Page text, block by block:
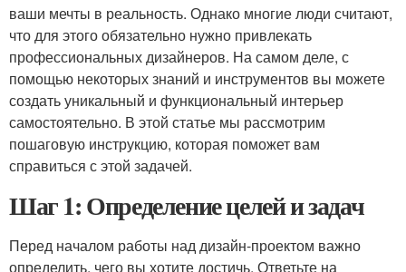
ваши мечты в реальность. Однако многие люди считают,
что для этого обязательно нужно привлекать
профессиональных дизайнеров. На самом деле, с
помощью некоторых знаний и инструментов вы можете
создать уникальный и функциональный интерьер
самостоятельно. В этой статье мы рассмотрим
пошаговую инструкцию, которая поможет вам
справиться с этой задачей.
Шаг 1: Определение целей и задач
Перед началом работы над дизайн-проектом важно
определить, чего вы хотите достичь. Ответьте на